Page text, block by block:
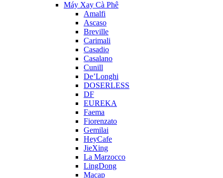
Máy Xay Cà Phê
Amalfi
Ascaso
Breville
Carimali
Casadio
Casalano
Cunill
De’Longhi
DOSERLESS
DF
EUREKA
Faema
Fiorenzato
Gemilai
HeyCafe
JieXing
La Marzocco
LingDong
Macap